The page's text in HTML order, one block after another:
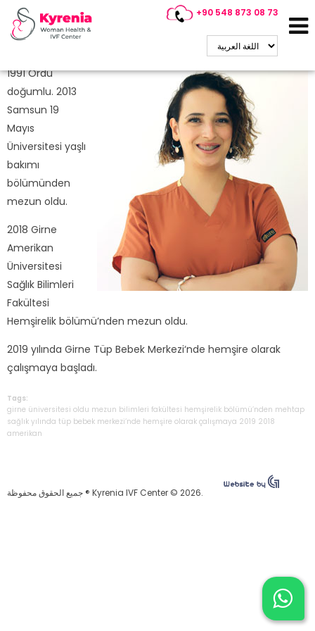
+90 548 873 08 73
Mehtap TOKSOY
Poliklinik Hemşiresi
1991 Ordu
doğumlu. 2013
Samsun 19
Mayıs
Üniversitesi yaşlı
bakımı
bölümünden
mezun oldu.
2018 Girne
Amerikan
Üniversitesi
Sağlık Bilimleri
Fakültesi
Hemşirelik bölümü’nden mezun oldu.
2019 yılında Girne Tüp Bebek Merkezi‘nde hemşire olarak
çalışmaya başladı.
Tags:
girne üniversitesi oldu mezun bilimleri fakültesi hemşirelik bölümü’nden mehtap
sağlık yılında tüp bebek merkezi‘nde hemşire olarak çalışmaya 2019 2018
amerikan
جميع الحقوق محفوظة ® Kyrenia IVF Center © 2026.